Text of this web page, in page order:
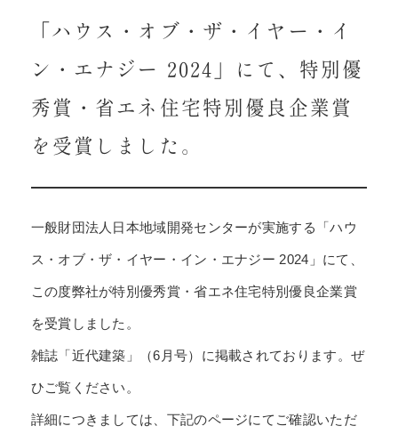
「ハウス・オブ・ザ・イヤー・イ
ン・エナジー 2024」にて、特別優
秀賞・省エネ住宅特別優良企業賞
を受賞しました。
一般財団法人日本地域開発センターが実施する「ハウ
ス・オブ・ザ・イヤー・イン・エナジー 2024」にて、
この度弊社が特別優秀賞・省エネ住宅特別優良企業賞
を受賞しました。
雑誌「近代建築」（6月号）に掲載されております。ぜ
ひご覧ください。
詳細につきましては、下記のページにてご確認いただ